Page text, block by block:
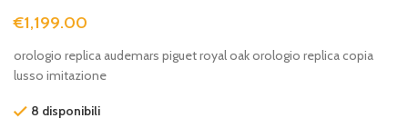
€1,199.00
orologio replica audemars piguet royal oak orologio replica copia
lusso imitazione
8 disponibili